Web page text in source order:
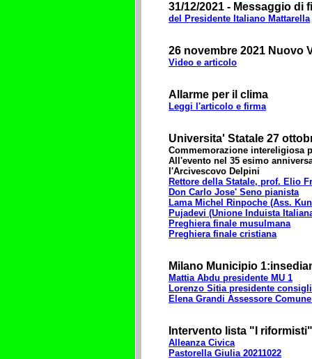
31/12/2021 - Messaggio di
del Presidente Italiano Mattarella
26 novembre 2021 Nuovo
Video e articolo
Allarme per il clima
Leggi l'articolo e firma
Universita' Statale 27
Commemorazione intereligiosa
All'evento nel 35 esimo
l'Arcivescovo Delpini
Rettore della Statale, prof. Elio
Don Carlo Jose' Seno pianista
Lama Michel Rinpoche (Ass.
Pujadevi (Unione Induista
Preghiera finale musulmana
Preghiera finale cristiana
Milano Municipio
Mattia Abdu presidente MU 1
Lorenzo Sitia presidente
Elena Grandi Assessore
Intervento lista "I riformisti"
Alleanza Civica
Pastorella Giulia 20211022